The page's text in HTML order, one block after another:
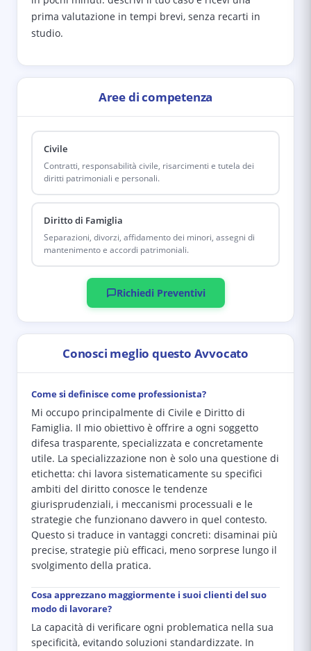
prima valutazione in tempi brevi, senza recarti in
studio.
Aree di competenza
Civile
Contratti, responsabilità civile, risarcimenti e tutela dei
diritti patrimoniali e personali.
Diritto di Famiglia
Separazioni, divorzi, affidamento dei minori, assegni di
mantenimento e accordi patrimoniali.
Richiedi Preventivi
Conosci meglio questo Avvocato
Come si definisce come professionista?
Mi occupo principalmente di Civile e Diritto di
Famiglia. Il mio obiettivo è offrire a ogni soggetto
difesa trasparente, specializzata e concretamente
utile. La specializzazione non è solo una questione di
etichetta: chi lavora sistematicamente su specifici
ambiti del diritto conosce le tendenze
giurisprudenziali, i meccanismi processuali e le
strategie che funzionano davvero in quel contesto.
Questo si traduce in vantaggi concreti: disaminai più
precise, strategie più efficaci, meno sorprese lungo il
svolgimento della pratica.
Cosa apprezzano maggiormente i suoi clienti del suo
modo di lavorare?
La capacità di verificare ogni problematica nella sua
specificità, evitando soluzioni standardizzate. In